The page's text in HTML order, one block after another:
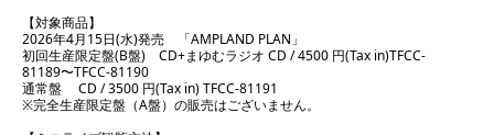
【対象商品】
2026年4月15日(水)発売 「AMPLAND PLAN」
初回生産限定盤(B盤) CD+まゆむラジオ CD / 4500 円(Tax in)TFCC-
81189〜TFCC-81190
通常盤 CD / 3500 円(Tax in) TFCC-81191
※完全生産限定盤（A盤）の販売はございません。